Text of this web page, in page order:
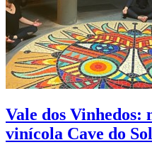
Vale dos Vinhedos:
vinícola Cave do Sol